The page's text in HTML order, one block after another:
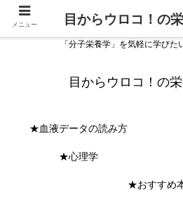
「分子栄養学」を気軽に学びた
目からウロコ！の
★血液データの読み方
★心理学
★おすすめ
メニュー 目からウロコ！の